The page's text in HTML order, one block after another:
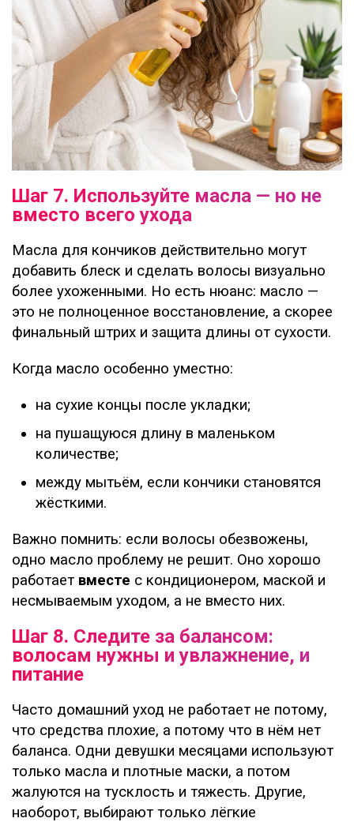
Шаг 7. Используйте масла — но не
вместо всего ухода
Масла для кончиков действительно могут
добавить блеск и сделать волосы визуально
более ухоженными. Но есть нюанс: масло —
это не полноценное восстановление, а скорее
финальный штрих и защита длины от сухости.
Когда масло особенно уместно:
на сухие концы после укладки;
на пушащуюся длину в маленьком
количестве;
между мытьём, если кончики становятся
жёсткими.
Важно помнить: если волосы обезвожены,
одно масло проблему не решит. Оно хорошо
работает вместе с кондиционером, маской и
несмываемым уходом, а не вместо них.
Шаг 8. Следите за балансом:
волосам нужны и увлажнение, и
питание
Часто домашний уход не работает не потому,
что средства плохие, а потому что в нём нет
баланса. Одни девушки месяцами используют
только масла и плотные маски, а потом
жалуются на тусклость и тяжесть. Другие,
наоборот, выбирают только лёгкие